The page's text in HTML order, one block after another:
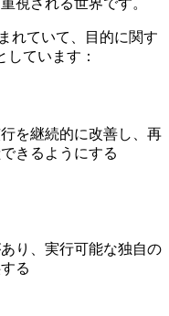
視される世界です。
れていて、目的に関す
ています：
を継続的に改善し、再
きるようにする
り、実行可能な独自の
る